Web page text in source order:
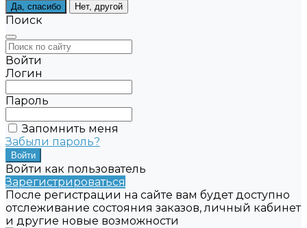
Да, спасибо Нет, другой
Поиск
Войти
Логин
Пароль
Запомнить меня
Забыли пароль?
Войти как пользователь
Зарегистрироваться
После регистрации на сайте вам будет доступно
отслеживание состояния заказов, личный кабинет
и другие новые возможности